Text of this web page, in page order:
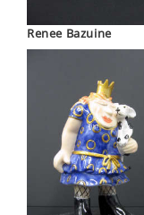
Renee Bazuine